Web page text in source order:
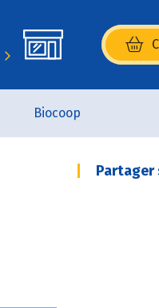
(s’ouvre
Biocoop
Partager